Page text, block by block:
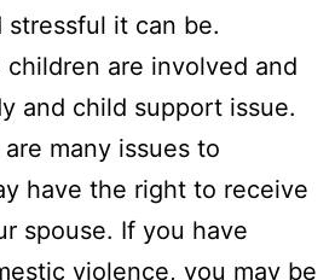
it can be.
children are involved and
and child support issue.
many issues to
have the right to receive
spouse. If you have
violence, you may be